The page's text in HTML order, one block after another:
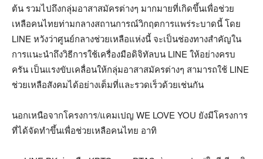
ต้น รวมไปถึงกลุ่มอาสาสมัครต่างๆ มากมายที่เกิดขึ้นเพื่อช่วย
เหลือคนไทยท่ามกลางสถานการณ์วิกฤตการแพร่ระบาดนี้ โดย
LINE หวังว่าศูนย์กลางช่วยเหลือแห่งนี้ จะเป็นช่องทางสำคัญใน
การแนะนำถึงวิธีการใช้เครื่องมือดิจิทัลบน LINE ให้อย่างครบ
ครัน เป็นแรงขับเคลื่อนให้กลุ่มอาสาสมัครต่างๆ สามารถใช้ LINE
ช่วยเหลือสังคมได้อย่างเต็มที่และรวดเร็วด้วยเช่นกัน
นอกเหนือจากโครงการ/แคมเปญ WE LOVE YOU ยังมีโครงการ
ที่ได้จัดทำขึ้นเพื่อช่วยเหลือคนไทย อาทิ